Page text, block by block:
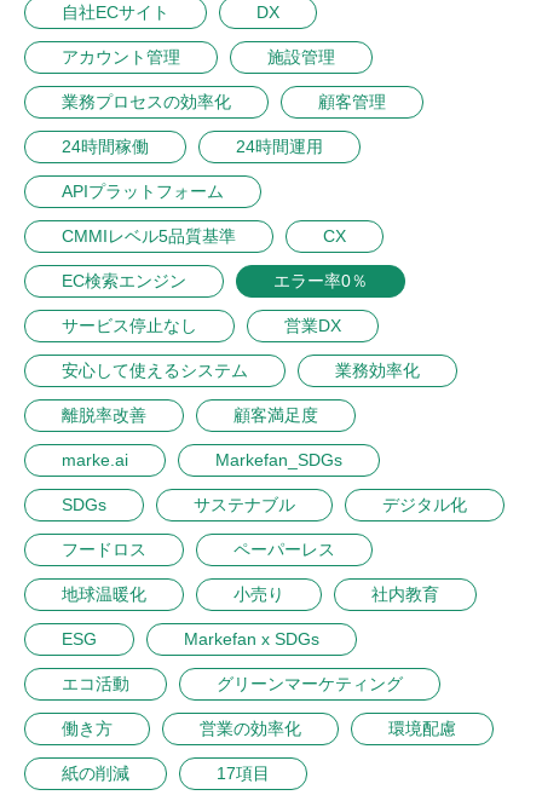
自社ECサイト DX
アカウント管理 施設管理
業務プロセスの効率化 顧客管理
24時間稼働 24時間運用
APIプラットフォーム
CMMIレベル5品質基準 CX
EC検索エンジン エラー率0％
サービス停止なし 営業DX
安心して使えるシステム 業務効率化
離脱率改善 顧客満足度
marke.ai Markefan_SDGs
SDGs サステナブル デジタル化
フードロス ペーパーレス
地球温暖化 小売り 社内教育
ESG Markefan x SDGs
エコ活動 グリーンマーケティング
働き方 営業の効率化 環境配慮
紙の削減 17項目